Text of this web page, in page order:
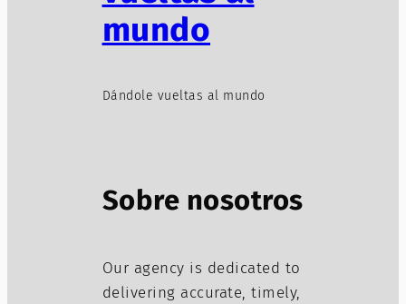
mundo
Dándole vueltas al mundo
Sobre nosotros
Our agency is dedicated to
delivering accurate, timely,